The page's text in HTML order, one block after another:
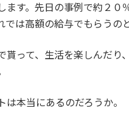
ます。先日の事例で約２０
では高額の給与でもらうの
貰って、生活を楽しんだ
は本当にあるのだろうか。